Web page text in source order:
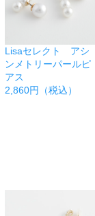
Lisaセレクト アシ
ンメトリーパールピ
アス
2,860円（税込）